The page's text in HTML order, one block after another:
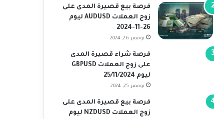
فرصة بيع قصيرة المدى على
زوج العملات AUDUSD ليوم
26-11-2024
نوفمبر 26, 2024
فرصة شراء قصيرة المدى
على زوج العملات GBPUSD
ليوم 25/11/2024
نوفمبر 25, 2024
فرصة بيع قصيرة المدى على
زوج العملات NZDUSD ليوم